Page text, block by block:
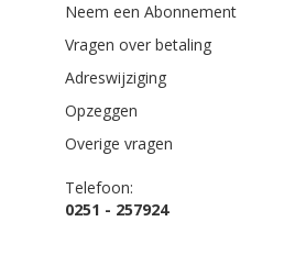
Neem een Abonnement
Vragen over betaling
Adreswijziging
Opzeggen
Overige vragen
Telefoon:
0251 - 257924